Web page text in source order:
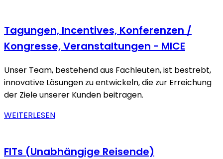
Tagungen, Incentives, Konferenzen /
Kongresse, Veranstaltungen - MICE
Unser Team, bestehend aus Fachleuten, ist bestrebt,
innovative Lösungen zu entwickeln, die zur Erreichung
der Ziele unserer Kunden beitragen.
WEITERLESEN
FITs (Unabhängige Reisende)